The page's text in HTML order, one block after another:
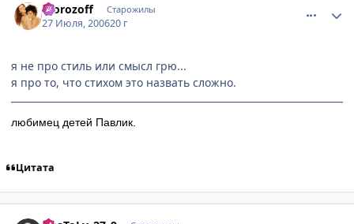
morozoff Старожилы
27 Июля, 200620 г
я не про стиль или смысл грю...
я про то, что стихом это назвать сложно.
любимец детей Павлик.
Цитата